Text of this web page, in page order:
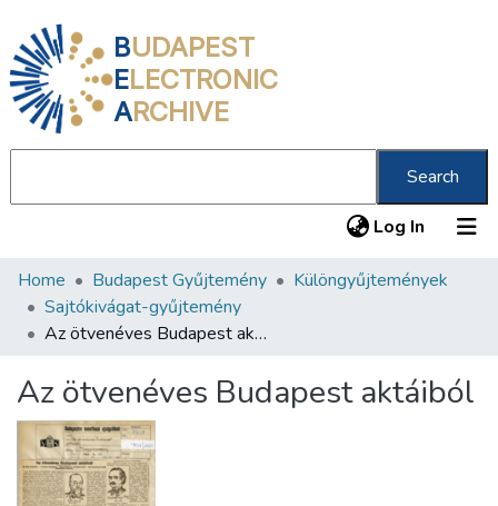
BUDAPEST
ELECTRONIC
ARCHIVE
Search
Log In (current)
Communities & Collections
All of DSpace
About us
Home Budapest Gyűjtemény
Különgyűjtemények
Sajtókivágat-gyűjtemény
Az ötvenéves Budapest aktáiból
Az ötvenéves Budapest aktáiból